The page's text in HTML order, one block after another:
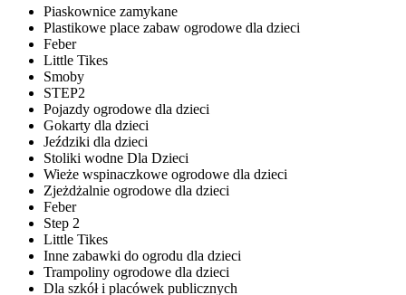
Piaskownice zamykane
Plastikowe place zabaw ogrodowe dla dzieci
Feber
Little Tikes
Smoby
STEP2
Pojazdy ogrodowe dla dzieci
Gokarty dla dzieci
Jeździki dla dzieci
Stoliki wodne Dla Dzieci
Wieże wspinaczkowe ogrodowe dla dzieci
Zjeżdżalnie ogrodowe dla dzieci
Feber
Step 2
Little Tikes
Inne zabawki do ogrodu dla dzieci
Trampoliny ogrodowe dla dzieci
Dla szkół i placówek publicznych